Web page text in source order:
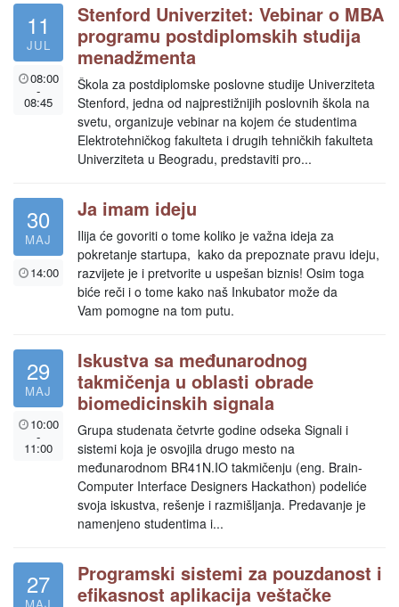
11
JUL
08:00
-
08:45
Stenford Univerzitet: Vebinar o MBA
programu postdiplomskih studija
menadžmenta
Škola za postdiplomske poslovne studije Univerziteta
Stenford, jedna od najprestižnijih poslovnih škola na
svetu, organizuje vebinar na kojem će studentima
Elektrotehničkog fakulteta i drugih tehničkih fakulteta
Univerziteta u Beogradu, predstaviti pro...
30
MAJ
14:00
Ja imam ideju
Ilija će govoriti o tome koliko je važna ideja za
pokretanje startupa, kako da prepoznate pravu ideju,
razvijete je i pretvorite u uspešan biznis! Osim toga
biće reči i o tome kako naš Inkubator može da
Vam pomogne na tom putu.
29
MAJ
10:00
-
11:00
Iskustva sa međunarodnog
takmičenja u oblasti obrade
biomedicinskih signala
Grupa studenata četvrte godine odseka Signali i
sistemi koja je osvojila drugo mesto na
međunarodnom BR41N.IO takmičenju (eng. Brain-
Computer Interface Designers Hackathon) podeliće
svoja iskustva, rešenje i razmišljanja. Predavanje je
namenjeno studentima i...
27
Programski sistemi za pouzdanost i
efikasnost aplikacija veštačke